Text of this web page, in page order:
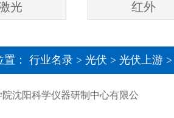
光 红外
： 行业名录> 光伏 > 光伏上游
院沈阳科学仪器研制中心有限公